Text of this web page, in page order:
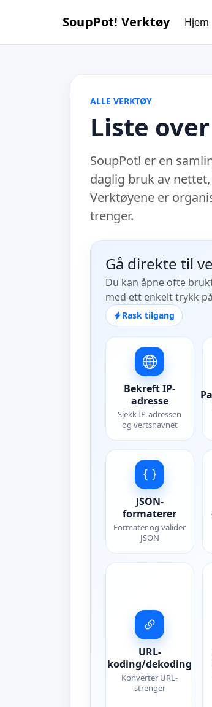
SoupPot! Verktøy Hjem
ALLE VERKTØY
Liste
SoupPot! er en
daglig bruk av
Verktøyene er
trenger.
Gå direkte til
Du kan åpne ofte
med ett enkelt trykk
Rask tilgang
Bekreft IP-
adresse
Sjekk IP-adressen
og vertsnavnet
JSON-
formaterer
Formater og valider
JSON
URL-
koding/dekoding
Konverter URL-
strenger